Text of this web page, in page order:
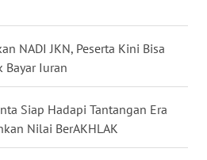
NADI JKN, Peserta Kini Bisa
Bayar Iuran
Siap Hadapi Tantangan Era
Nilai BerAKHLAK